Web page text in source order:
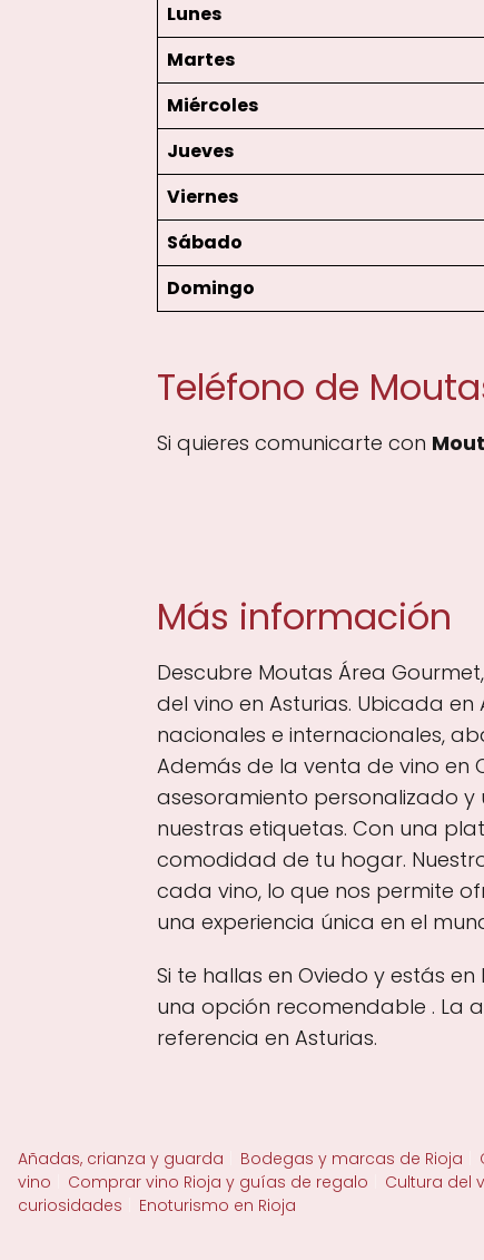
Lunes
Martes
Miércoles
Jueves
Viernes
Sábado
Domingo
Teléfono de
Si quieres comunicarte con
Más información
Descubre Moutas Área
del vino en Asturias. Ubicada en
nacionales e internacionales,
Además de la venta de vino en
asesoramiento personalizado
nuestras etiquetas. Con una
comodidad de tu hogar.
cada vino, lo que nos permite
una experiencia única en el
Si te hallas en Oviedo y estás
una opción recomendable . La
referencia en Asturias.
Añadas, crianza y guarda Bodegas y marcas de Rioja
vino
Comprar vino Rioja y guías de regalo
Cultura del
curiosidades
Enoturismo en Rioja